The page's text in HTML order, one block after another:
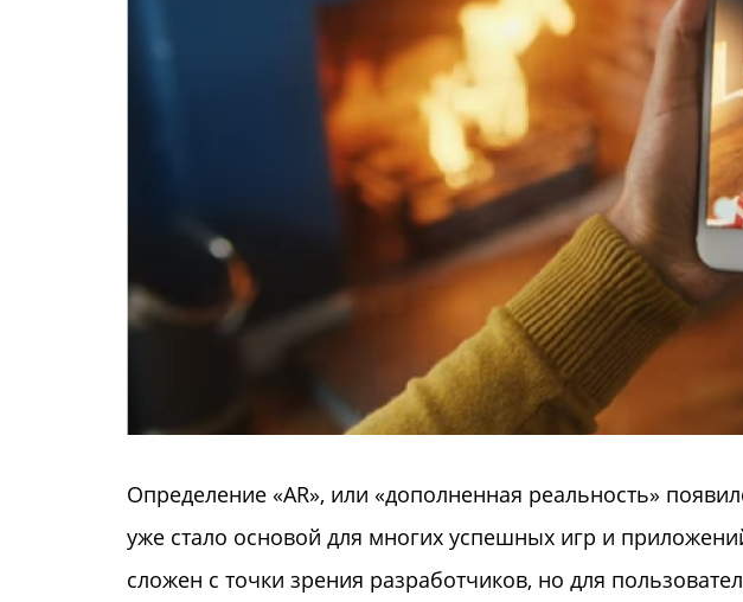
Определение «AR», или «дополненная реальность»
уже стало основой для многих успешных игр и
сложен с точки зрения разработчиков, но для